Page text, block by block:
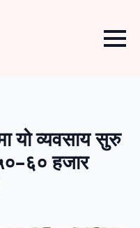
यो व्यवसाय सुरु
हजार